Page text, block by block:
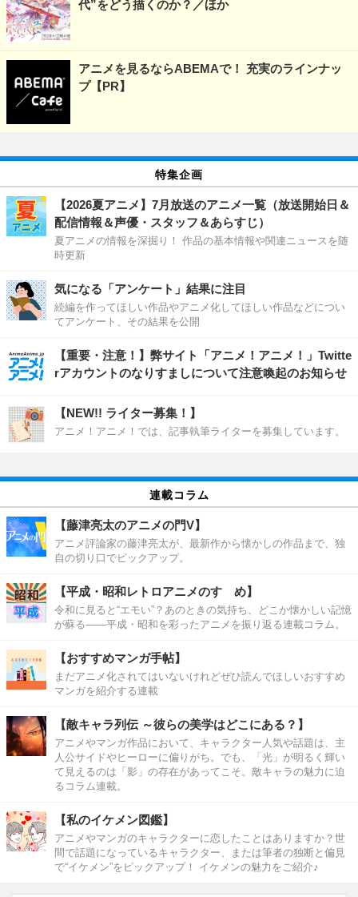
代”をどう描くのか？／ほか
アニメを見るならABEMAで！ 充実のラインナッ
プ【PR】
特集企画
【2026夏アニメ】7月放送のアニメ一覧（放送開始日＆
配信情報＆声優・スタッフ＆あらすじ）
夏アニメの情報を深掘り！ 作品の基本情報や関連ニュースを随
時更新
気になる「アンケート」結果に注目
続編を作ってほしい作品やアニメ化してほしい作品などについ
てアンケート、その結果を公開
【重要・注意！】弊サイト「アニメ！アニメ！」Twitte
rアカウントのなりすましについて注意喚起のお知らせ
【NEW!! ライター募集！】
アニメ！アニメ！では、記事執筆ライターを募集しています。
連載コラム
【藤津亮太のアニメの門V】
アニメ評論家の藤津亮太が、最新作から懐かしの作品まで、独
自の切り口でピックアップ。
【平成・昭和レトロアニメのすゝめ】
令和に見ると“エモい”？あのときの気持ち、どこか懐かしい記憶
が蘇る――平成・昭和を彩ったアニメを振り返る連載コラム。
【おすすめマンガ手帖】
まだアニメ化されてはいないけれどぜひ読んでほしいおすすめ
マンガを紹介する連載
【敵キャラ列伝 ～彼らの美学はどこにある？】
アニメやマンガ作品において、キャラクター人気や話題は、主
人公サイドやヒーローに偏りがち。でも、「光」が明るく輝い
て見えるのは「影」の存在があってこそ。敵キャラの魅力に迫
るコラム連載。
【私のイケメン図鑑】
アニメやマンガのキャラクターに恋したことはありますか？世
間で話題になっているキャラクター、または筆者の独断と偏見
で“イケメン”をピックアップ！ イケメンの魅力をご紹介♪